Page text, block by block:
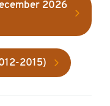
2026
2015)